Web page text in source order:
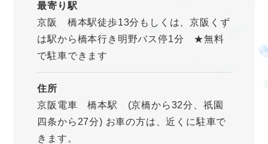
最寄り駅
京阪 橋本駅徒歩13分もしくは、京阪くず
は駅から橋本行き明野バス停1分 ★無料
で駐車できます
住所
京阪電車 橋本駅 (京橋から32分、祇園
四条から27分) お車の方は、近くに駐車で
きます。